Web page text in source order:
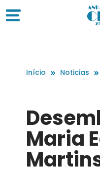
Início Noticias
Maria